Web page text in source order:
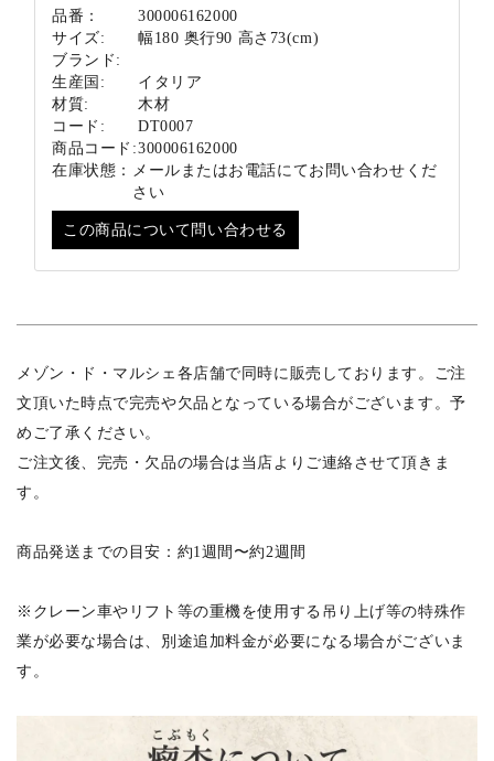
品番：
300006162000
サイズ:
幅180 奥行90 高さ73(cm)
ブランド:
生産国:
イタリア
材質:
木材
コード:
DT0007
商品コード:300006162000
在庫状態：
メールまたはお電話にてお問い合わせくだ
さい
この商品について問い合わせる
メゾン・ド・マルシェ各店舗で同時に販売しております。ご注
文頂いた時点で完売や欠品となっている場合がございます。予
めご了承ください。
ご注文後、完売・欠品の場合は当店よりご連絡させて頂きま
す。
商品発送までの目安：約1週間〜約2週間
※クレーン車やリフト等の重機を使用する吊り上げ等の特殊作
業が必要な場合は、別途追加料金が必要になる場合がございま
す。